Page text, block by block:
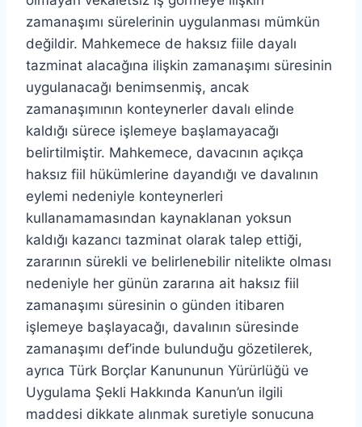
zamanaşımı sürelerinin uygulanması mümkün
değildir. Mahkemece de haksız fiile dayalı
tazminat alacağına ilişkin zamanaşımı süresinin
uygulanacağı benimsenmiş, ancak
zamanaşımının konteynerler davalı elinde
kaldığı sürece işlemeye başlamayacağı
belirtilmiştir. Mahkemece, davacının açıkça
haksız fiil hükümlerine dayandığı ve davalının
eylemi nedeniyle konteynerleri
kullanamamasından kaynaklanan yoksun
kaldığı kazancı tazminat olarak talep ettiği,
zararının sürekli ve belirlenebilir nitelikte olması
nedeniyle her günün zararına ait haksız fiil
zamanaşımı süresinin o günden itibaren
işlemeye başlayacağı, davalının süresinde
zamanaşımı def’inde bulunduğu gözetilerek,
ayrıca Türk Borçlar Kanununun Yürürlüğü ve
Uygulama Şekli Hakkında Kanun’un ilgili
maddesi dikkate alınmak suretiyle sonucuna